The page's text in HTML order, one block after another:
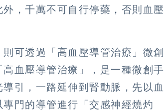
，千萬不可自行停藥，否則血壓
可透過「高血壓導管治療」微創
血壓導管治療」，是一種微創手
引，一路延伸到腎動脈，先以血
門的導管進行「交感神經燒灼